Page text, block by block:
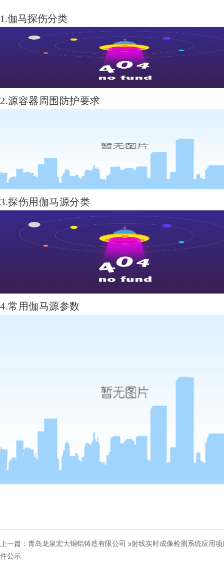
1.伽马探伤分类
2.源容器周围防护要求
3.探伤用伽马源分类
4.常用伽马源参数
上一篇： 青岛龙泉宏大铜铝铸造有限公司 x射线实时成像检测系统应用
件公示